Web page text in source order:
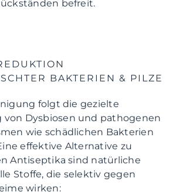
befreit.
BAKTERIEN & PILZE
folgt die gezielte
von Dysbiosen und pathogenen
wie schädlichen Bakterien
effektive Alternative zu
Antiseptika sind natürliche
Stoffe, die selektiv gegen
wirken: